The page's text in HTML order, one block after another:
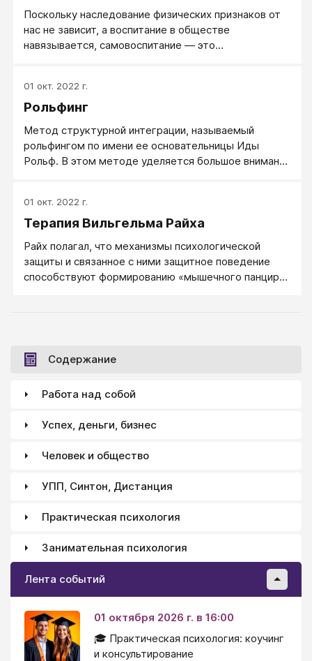
Поскольку наследование физических признаков от
нас не зависит, а воспитание в обществе
навязывается, самовоспитание — это
индивидуальность (личность). Они также являются
главными детерминантами успеха или неудачи
отношениях. Индивидуум формирует социальную
маску, которую носит в течение всей жизни для
демонстрации успеха или неудачи. Идентификация с
с собственными физическими и, органическими
удовлетворения. Органическая жизнь индивидуума
и удовлетворение внутренних органических
побуждений оказываются в конфликте с внешним
социальным и финансовым существованием маски.
01 окт. 2022 г.
Рольфинг
Метод структурной интеграции, называемый
рольфингом по имени ее основательницы Иды
Рольф. В этом методе уделяется большое внимание
01 окт. 2022 г.
Терапия Вильгельма Райха
Райх полагал, что механизмы психологической
защиты и связанное с ними защитное поведение
способствуют формированию «мышечного панциря»
Содержание
Работа над собой
Успех, деньги, бизнес
Человек и общество
УПП, Синтон, Дистанция
Практическая психология
Занимательная психология
Лента событий
01 октября 2026 г. в 16:00
🎓 Практическая психология: коучинг
и консультирование